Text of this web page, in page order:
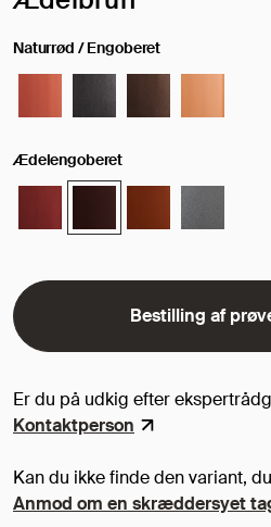
Naturrød / Engoberet
Ædelengoberet
Bestilling af
Er du på udkig efter
Kontaktperson
Kan du ikke finde den variant,
Anmod om en skræddersyet